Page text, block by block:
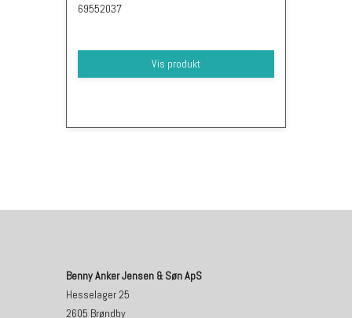
69552037
Vis produkt
Benny Anker Jensen & Søn ApS
Hesselager 25
2605 Brøndby